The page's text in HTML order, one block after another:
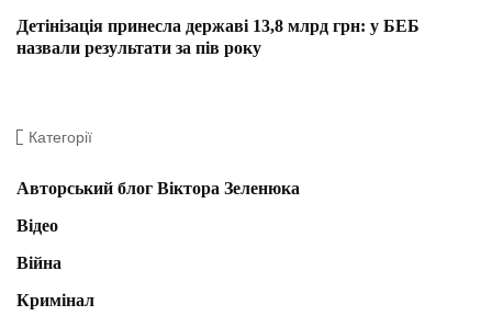
Детінізація принесла державі 13,8 млрд грн: у БЕБ
назвали результати за пів року
Категорії
Авторський блог Віктора Зеленюка
Відео
Війна
Кримінал